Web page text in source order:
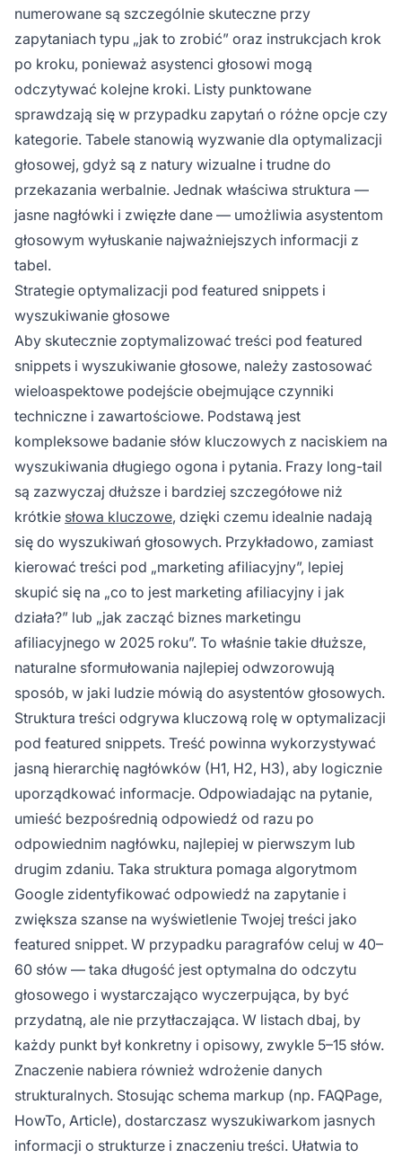
numerowane są szczególnie skuteczne przy
zapytaniach typu „jak to zrobić” oraz instrukcjach krok
po kroku, ponieważ asystenci głosowi mogą
odczytywać kolejne kroki. Listy punktowane
sprawdzają się w przypadku zapytań o różne opcje czy
kategorie. Tabele stanowią wyzwanie dla optymalizacji
głosowej, gdyż są z natury wizualne i trudne do
przekazania werbalnie. Jednak właściwa struktura —
jasne nagłówki i zwięzłe dane — umożliwia asystentom
głosowym wyłuskanie najważniejszych informacji z
tabel.
Strategie optymalizacji pod featured snippets i
wyszukiwanie głosowe
Aby skutecznie zoptymalizować treści pod featured
snippets i wyszukiwanie głosowe, należy zastosować
wieloaspektowe podejście obejmujące czynniki
techniczne i zawartościowe. Podstawą jest
kompleksowe badanie słów kluczowych z naciskiem na
wyszukiwania długiego ogona i pytania. Frazy long-tail
są zazwyczaj dłuższe i bardziej szczegółowe niż
krótkie słowa kluczowe, dzięki czemu idealnie nadają
się do wyszukiwań głosowych. Przykładowo, zamiast
kierować treści pod „marketing afiliacyjny”, lepiej
skupić się na „co to jest marketing afiliacyjny i jak
działa?” lub „jak zacząć biznes marketingu
afiliacyjnego w 2025 roku”. To właśnie takie dłuższe,
naturalne sformułowania najlepiej odwzorowują
sposób, w jaki ludzie mówią do asystentów głosowych.
Struktura treści odgrywa kluczową rolę w optymalizacji
pod featured snippets. Treść powinna wykorzystywać
jasną hierarchię nagłówków (H1, H2, H3), aby logicznie
uporządkować informacje. Odpowiadając na pytanie,
umieść bezpośrednią odpowiedź od razu po
odpowiednim nagłówku, najlepiej w pierwszym lub
drugim zdaniu. Taka struktura pomaga algorytmom
Google zidentyfikować odpowiedź na zapytanie i
zwiększa szanse na wyświetlenie Twojej treści jako
featured snippet. W przypadku paragrafów celuj w 40–
60 słów — taka długość jest optymalna do odczytu
głosowego i wystarczająco wyczerpująca, by być
przydatną, ale nie przytłaczająca. W listach dbaj, by
każdy punkt był konkretny i opisowy, zwykle 5–15 słów.
Znaczenie nabiera również wdrożenie danych
strukturalnych. Stosując schema markup (np. FAQPage,
HowTo, Article), dostarczasz wyszukiwarkom jasnych
informacji o strukturze i znaczeniu treści. Ułatwia to